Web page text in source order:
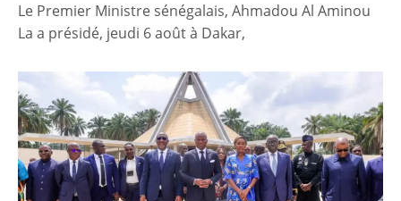
Le Premier Ministre sénégalais, Ahmadou Al Aminou
La a présidé, jeudi 6 août à Dakar,